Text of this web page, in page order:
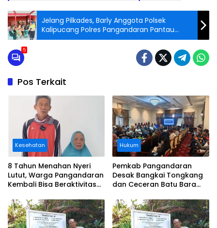
Jelang Pilkades, Barly Anggota Polsek
Kalipucang Polres Pangandaran Pantau
Desa Ciparakan
5
Pos Terkait
Kesehatan
8 Tahun Menahan Nyeri
Lutut, Warga Pangandaran
Kembali Bisa Beraktivitas
Ditanggung BPJS
Hukum
Pemkab Pangandaran
Desak Bangkai Tongkang
dan Ceceran Batu Bara
Buruknya Koordinasi
Perusahaan